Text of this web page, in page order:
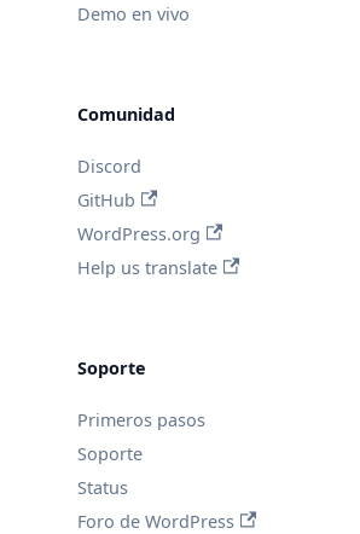
Demo en vivo
Comunidad
Discord
GitHub
WordPress.org
Help us translate
Soporte
Primeros pasos
Soporte
Status
Foro de WordPress